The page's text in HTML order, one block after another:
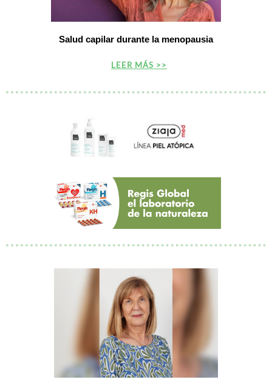
Salud capilar durante la menopausia
LEER MÁS >>